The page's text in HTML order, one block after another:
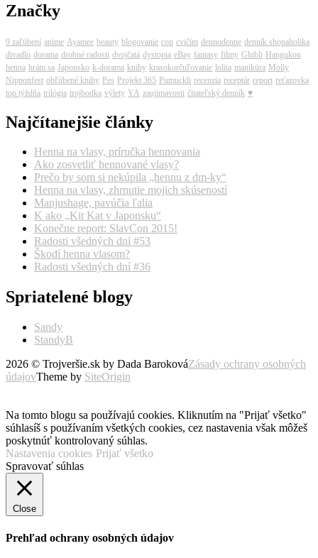
Značky
9 zaľúbení anime Ayamee beauty blogovanie con cvičím dennodenne denník shopaholika
divadlo dorama drobné radosti dvojčatá dystopia eBay fantasy filmy Ghibli Hangukon
henna hrám sa Japonsko k-dorama knihy krasokorčuľovanie lolita manikúra Molly
Nipponfest obľúbené knihy Pes Projekt 365 Pumuckli recenzia receptár report reťazovka
top týždňa trilógia trojbodka výlety YA zaujímavosti čitateľský denník ♥
Najčítanejšie články
Henna na vlasy, príručka hennovania
Ako zosvetliť hennované vlasy?
Prečo by som si nekúpila „hennu z dm-ky“
Henna na vlasy, zhrnutie mojich skúseností
Manjushage, pavúčia ľalia
K ako „Kit Kat v Japonsku“
Konečne report: SlavCon 2015!
Radosti všedných dní #53
Škodí henna vlasom?
Radosti všedných dní #36
Spriatelené blogy
Sandy
StandyB
2026 © Trojveršie.sk by Dada BarokováZásady ochrany osobných
údajovTheme by SiteOrigin
Na tomto blogu sa používajú cookies. Kliknutím na "Prijať všetko"
súhlasíš s používaním všetkých cookies, cez nastavenia však môžeš
poskytnúť kontrolovaný súhlas.
Nastavenia cookies Prijať všetko
Spravovať súhlas
Close
Prehľad ochrany osobných údajov